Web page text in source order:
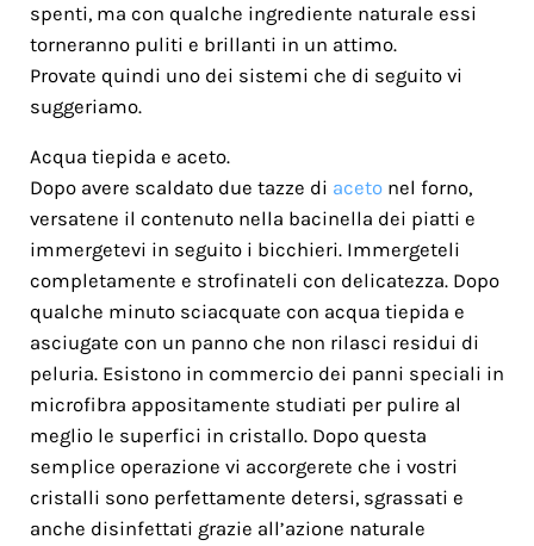
spenti, ma con qualche ingrediente naturale essi
torneranno puliti e brillanti in un attimo.
Provate quindi uno dei sistemi che di seguito vi
suggeriamo.
Acqua tiepida e aceto.
Dopo avere scaldato due tazze di acetonel forno,
versatene il contenuto nella bacinella dei piatti e
immergetevi in seguito i bicchieri. Immergeteli
completamente e strofinateli con delicatezza. Dopo
qualche minuto sciacquate con acqua tiepida e
asciugate con un panno che non rilasci residui di
peluria. Esistono in commercio dei panni speciali in
microfibra appositamente studiati per pulire al
meglio le superfici in cristallo. Dopo questa
semplice operazione vi accorgerete che i vostri
cristalli sono perfettamente detersi, sgrassati e
anche disinfettati grazie all’azione naturale